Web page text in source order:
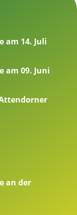
am 14. Juli
am 09. Juni
an der